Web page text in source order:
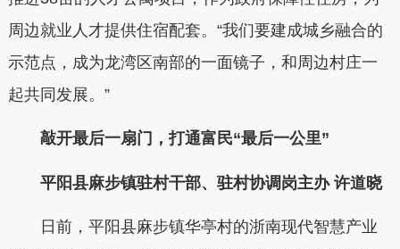
周边就业人才提供住宿配套。“我们要建成城乡融合的
示范点，成为龙湾区南部的一面镜子，和周边村庄一
起共同发展。”
敲开最后一扇门，打通富民“最后一公里”
平阳县麻步镇驻村干部、驻村协调岗主办 许道晓
日前，平阳县麻步镇华亭村的浙南现代智慧产业